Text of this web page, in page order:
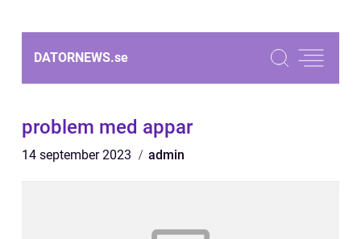
DATORNEWS.se
problem med appar
14 september 2023 admin